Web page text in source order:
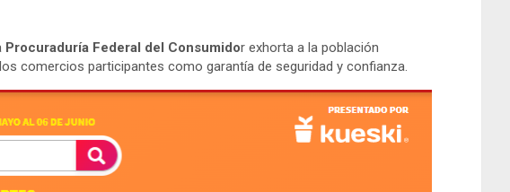
Procuraduría Federal del Consumidor exhorta a la población
comercios participantes como garantía de seguridad y confianza.